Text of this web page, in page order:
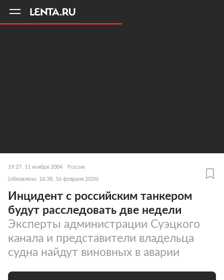
19:27, 11 ноября 2004 Россия
(обновлено: 16:38, 16 февраля 2026)
Инцидент с российским танкером
будут расследовать две недели
Эксперты администрации Суэцкого
канала и представители владельца
судна найдут виновных в аварии